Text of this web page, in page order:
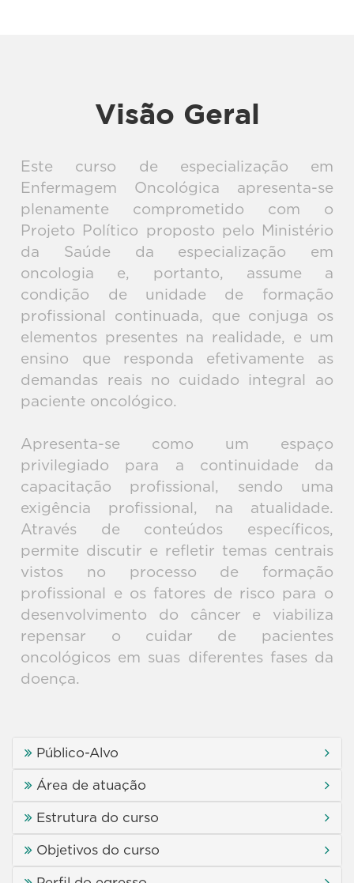
Oncológica
Visão Geral
Este curso de especialização em
Enfermagem Oncológica apresenta-se
plenamente comprometido com o
Projeto Político proposto pelo Ministério
da Saúde da especialização em
oncologia e, portanto, assume a
condição de unidade de formação
profissional continuada, que conjuga os
elementos presentes na realidade, e um
ensino que responda efetivamente as
demandas reais no cuidado integral ao
paciente oncológico.
Apresenta-se como um espaço
privilegiado para a continuidade da
capacitação profissional, sendo uma
exigência profissional, na atualidade.
Através de conteúdos específicos,
permite discutir e refletir temas centrais
vistos no processo de formação
profissional e os fatores de risco para o
desenvolvimento do câncer e viabiliza
repensar o cuidar de pacientes
oncológicos em suas diferentes fases da
doença.
Público-Alvo
Área de atuação
Estrutura do curso
Objetivos do curso